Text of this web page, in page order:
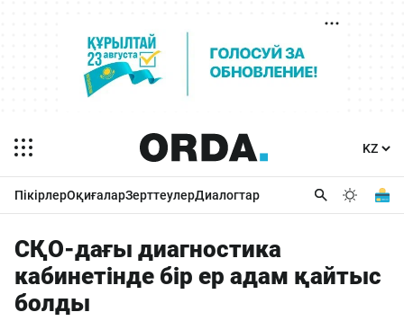
ПікірлерОқиғаларЗерттеулерДиалогтар
СҚО-дағы диагностика
кабинетінде бір ер адам қайтыс
болды